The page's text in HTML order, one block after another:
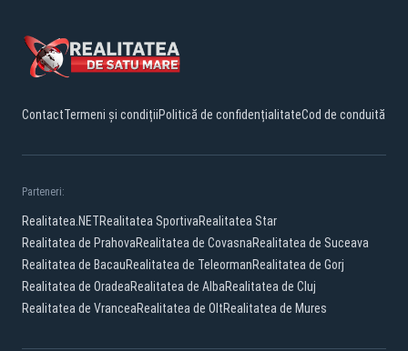
ContactTermeni și condițiiPolitică de confidențialitateCod de conduită
Parteneri:
Realitatea.NETRealitatea SportivaRealitatea Star
Realitatea de PrahovaRealitatea de CovasnaRealitatea de Suceava
Realitatea de BacauRealitatea de TeleormanRealitatea de Gorj
Realitatea de OradeaRealitatea de AlbaRealitatea de Cluj
Realitatea de VranceaRealitatea de OltRealitatea de Mures